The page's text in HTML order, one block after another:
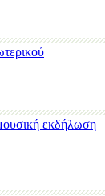
εκδήλωση